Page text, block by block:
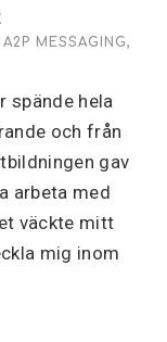
MESSAGING,
spände hela
och från
gav
arbeta med
väckte mitt
mig inom